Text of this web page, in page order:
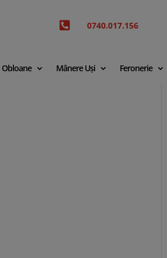
 0740.017.156
Obloane Mânere Uși Feronerie